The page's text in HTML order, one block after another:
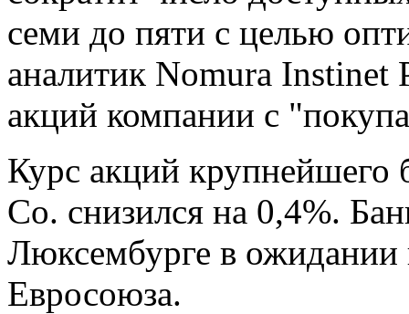
семи до пяти с целью
аналитик Nomura
акций компании с
Курс акций
Co. снизился на 0,4%.
Люксембурге в ожидании
Евросоюза.